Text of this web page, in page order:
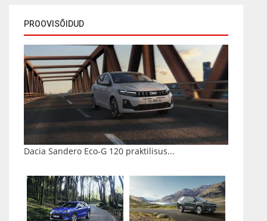
PROOVISÕIDUD
Dacia Sandero Eco-G 120 praktilisus...